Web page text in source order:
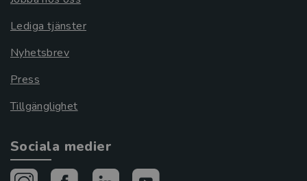
Lediga tjänster
Nyhetsbrev
Press
Tillgänglighet
Sociala medier